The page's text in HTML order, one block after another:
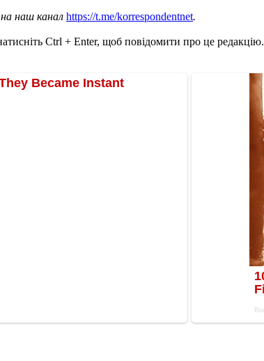
наш канал https://t.me/korrespondentnet.
Ctrl + Enter, щоб повідомити про це редакцію.